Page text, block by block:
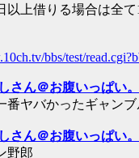
以上借りる場合は全て
bbs/test/
さん＠お腹いっぱい。
番ヤバかったギャンブ
さん＠お腹いっぱい。
野郎